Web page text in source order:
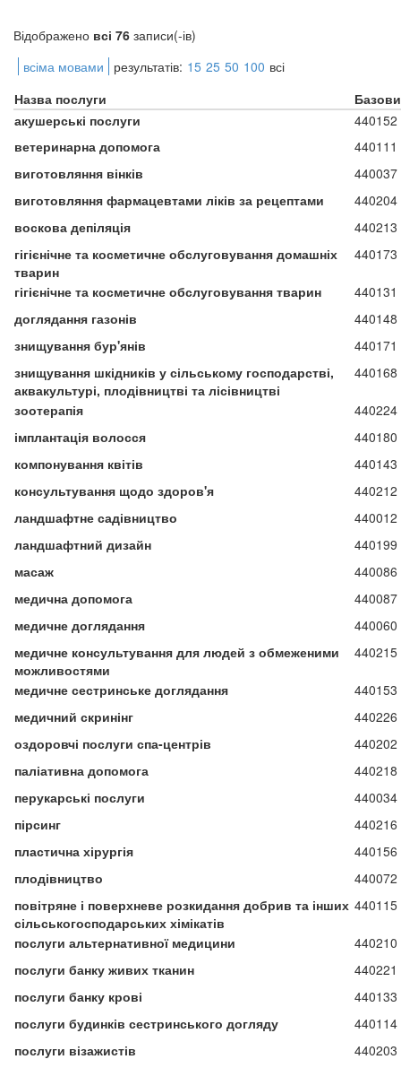
Відображено всі 76 записи(-ів)
всіма мовами
результатів: 15 25 50 100 всі
Назва послуги
акушерські послуги
440152
ветеринарна допомога
440111
виготовляння вінків
440037
виготовляння фармацевтами ліків за рецептами
440204
воскова депіляція
440213
гігієнічне та косметичне обслуговування домашніх
тварин
440173
гігієнічне та косметичне обслуговування тварин
440131
доглядання газонів
440148
знищування бур'янів
440171
знищування шкідників у сільському господарстві,
аквакультурі, плодівництві та лісівництві
440168
зоотерапія
440224
імплантація волосся
440180
компонування квітів
440143
консультування щодо здоров'я
440212
ландшафтне садівництво
440012
ландшафтний дизайн
440199
масаж
440086
медична допомога
440087
медичне доглядання
440060
медичне консультування для людей з обмеженими
можливостями
440215
медичне сестринське доглядання
440153
медичний скринінг
440226
оздоровчі послуги спа-центрів
440202
паліативна допомога
440218
перукарські послуги
440034
пірсинг
440216
пластична хірургія
440156
плодівництво
440072
повітряне і поверхневе розкидання добрив та інших
сільськогосподарських хімікатів
440115
послуги альтернативної медицини
440210
послуги банку живих тканин
440221
послуги банку крові
440133
послуги будинків сестринського догляду
440114
послуги візажистів
440203